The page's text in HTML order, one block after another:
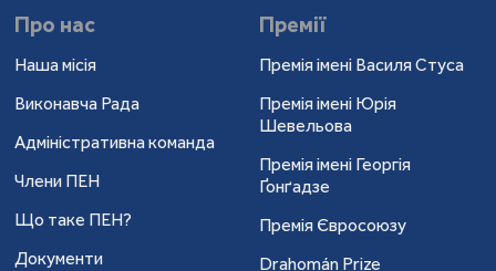
Про нас
Наша місія
Виконавча Рада
Адміністративна команда
Члени ПЕН
Що таке ПЕН?
Документи
Премії
Премія імені Василя Стуса
Премія імені Юрія
Шевельова
Премія імені Георгія
Ґонґадзе
Премія Євросоюзу
Drahomán Prize